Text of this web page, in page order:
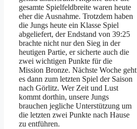
gesamte Spielfeldbreite waren heute
eher die Ausnahme. Trotzdem haben
die Jungs heute ein Klasse Spiel
abgeliefert, der Endstand von 39:25
brachte nicht nur den Sieg in der
heutigen Partie, er sicherte auch die
zwei wichtigen Punkte für die
Mission Bronze. Nächste Woche geht
es dann zum letzten Spiel der Saison
nach Görlitz. Wer Zeit und Lust
kommt dorthin, unsere Jungs
brauchen jegliche Unterstützung um
die letzten zwei Punkte nach Hause
zu entführen.